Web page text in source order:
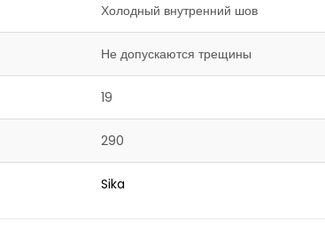
Холодный внутренний шов
Не допускаются трещины
19
290
Sika